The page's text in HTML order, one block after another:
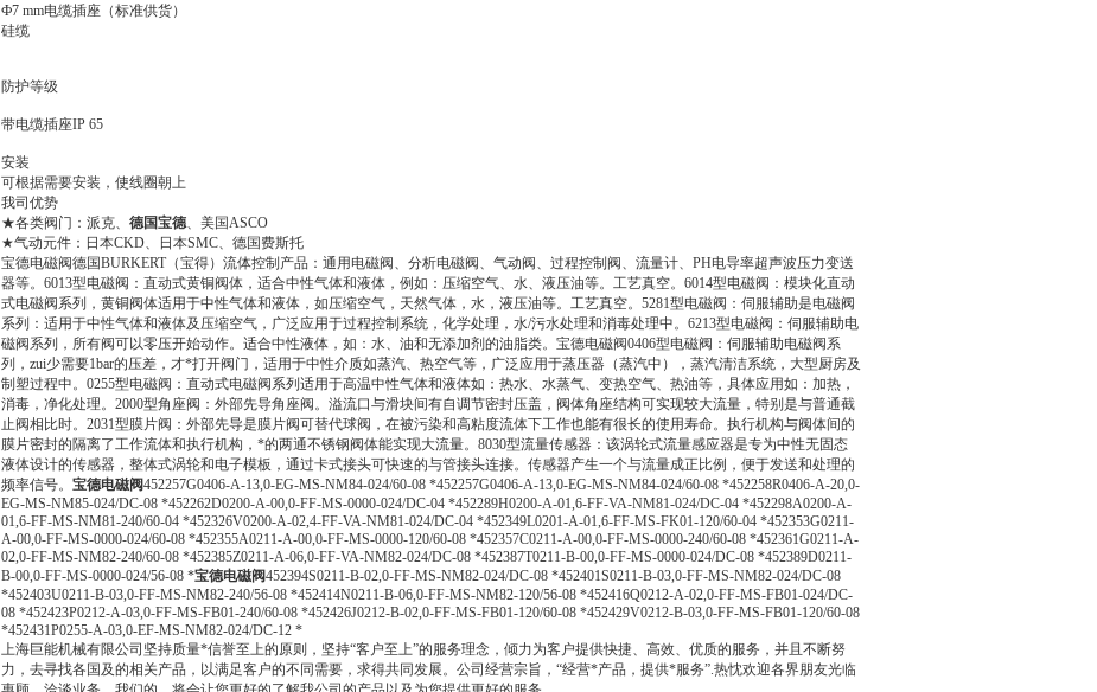
Ф7 mm电缆插座（标准供货）
硅缆
防护等级
带电缆插座IP 65
安装
可根据需要安装，使线圈朝上
我司优势
★各类阀门：派克、 德国宝德、美国ASCO
★气动元件：日本CKD、日本SMC、德国费斯托
宝德电磁阀德国BURKERT（宝得）流体控制产品：通用电磁阀、分析电磁阀、气动阀、过程控制阀、流量计、PH电导率超声波压力变送
器等。6013型电磁阀：直动式黄铜阀体，适合中性气体和液体，例如：压缩空气、水、液压油等。工艺真空。6014型电磁阀：模块化直动
式电磁阀系列，黄铜阀体适用于中性气体和液体，如压缩空气，天然气体，水，液压油等。工艺真空。5281型电磁阀：伺服辅助是电磁阀
系列：适用于中性气体和液体及压缩空气，广泛应用于过程控制系统，化学处理，水/污水处理和消毒处理中。6213型电磁阀：伺服辅助电
磁阀系列，所有阀可以零压开始动作。适合中性液体，如：水、油和无添加剂的油脂类。宝德电磁阀0406型电磁阀：伺服辅助电磁阀系
列，zui少需要1bar的压差，才*打开阀门，适用于中性介质如蒸汽、热空气等，广泛应用于蒸压器（蒸汽中），蒸汽清洁系统，大型厨房及
制塑过程中。0255型电磁阀：直动式电磁阀系列适用于高温中性气体和液体如：热水、水蒸气、变热空气、热油等，具体应用如：加热，
消毒，净化处理。2000型角座阀：外部先导角座阀。溢流口与滑块间有自调节密封压盖，阀体角座结构可实现较大流量，特别是与普通截
止阀相比时。2031型膜片阀：外部先导是膜片阀可替代球阀，在被污染和高粘度流体下工作也能有很长的使用寿命。执行机构与阀体间的
膜片密封的隔离了工作流体和执行机构，*的两通不锈钢阀体能实现大流量。8030型流量传感器：该涡轮式流量感应器是专为中性无固态
液体设计的传感器，整体式涡轮和电子模板，通过卡式接头可快速的与管接头连接。传感器产生一个与流量成正比例，便于发送和处理的
频率信号。 宝德电磁阀452257G0406-A-13,0-EG-MS-NM84-024/60-08 *452257G0406-A-13,0-EG-MS-NM84-024/60-08 *452258R0406-A-20,0-
EG-MS-NM85-024/DC-08 *452262D0200-A-00,0-FF-MS-0000-024/DC-04 *452289H0200-A-01,6-FF-VA-NM81-024/DC-04 *452298A0200-A-
01,6-FF-MS-NM81-240/60-04 *452326V0200-A-02,4-FF-VA-NM81-024/DC-04 *452349L0201-A-01,6-FF-MS-FK01-120/60-04 *452353G0211-
A-00,0-FF-MS-0000-024/60-08 *452355A0211-A-00,0-FF-MS-0000-120/60-08 *452357C0211-A-00,0-FF-MS-0000-240/60-08 *452361G0211-A-
02,0-FF-MS-NM82-240/60-08 *452385Z0211-A-06,0-FF-VA-NM82-024/DC-08 *452387T0211-B-00,0-FF-MS-0000-024/DC-08 *452389D0211-
B-00,0-FF-MS-0000-024/56-08 *宝德电磁阀452394S0211-B-02,0-FF-MS-NM82-024/DC-08 *452401S0211-B-03,0-FF-MS-NM82-024/DC-08
*452403U0211-B-03,0-FF-MS-NM82-240/56-08 *452414N0211-B-06,0-FF-MS-NM82-120/56-08 *452416Q0212-A-02,0-FF-MS-FB01-024/DC-
08 *452423P0212-A-03,0-FF-MS-FB01-240/60-08 *452426J0212-B-02,0-FF-MS-FB01-120/60-08 *452429V0212-B-03,0-FF-MS-FB01-120/60-08
*452431P0255-A-03,0-EF-MS-NM82-024/DC-12 *
上海巨能机械有限公司坚持质量*信誉至上的原则，坚持“客户至上”的服务理念，倾力为客户提供快捷、高效、优质的服务，并且不断努
力，去寻找各国及的相关产品，以满足客户的不同需要，求得共同发展。公司经营宗旨，“经营*产品，提供*服务”.热忱欢迎各界朋友光临